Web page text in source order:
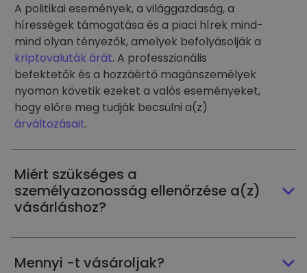
A politikai események, a világgazdaság, a
hírességek támogatása és a piaci hírek mind-
mind olyan tényezők, amelyek befolyásolják a
kriptovaluták árát. A professzionális
befektetők és a hozzáértő magánszemélyek
nyomon követik ezeket a valós eseményeket,
hogy előre meg tudják becsülni a(z)
árváltozásait.
Miért szükséges a
személyazonosság ellenőrzése a(z)
vásárláshoz?
Mennyi -t vásároljak?